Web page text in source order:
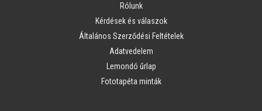
Rólunk
Kérdések és válaszok
Általános Szerződési Feltételek
Adatvedelem
Lemondó űrlap
Fototapéta minták